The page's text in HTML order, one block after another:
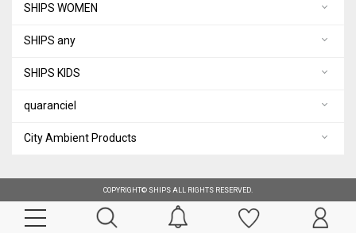
SHIPS WOMEN
SHIPS any
SHIPS KIDS
quaranciel
City Ambient Products
COPYRIGHT© SHIPS ALL RIGHTS RESERVED.